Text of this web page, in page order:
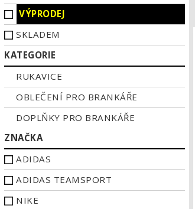
VÝPRODEJ
SKLADEM
KATEGORIE
RUKAVICE
OBLEČENÍ PRO BRANKÁŘE
DOPLŇKY PRO BRANKÁŘE
ZNAČKA
ADIDAS
ADIDAS TEAMSPORT
NIKE